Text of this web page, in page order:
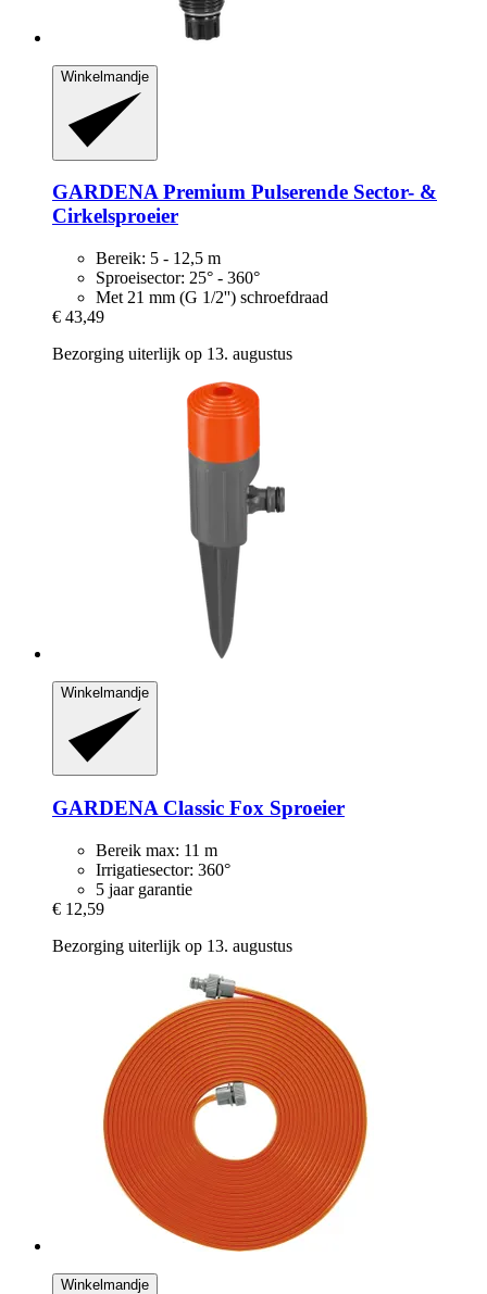
Winkelmandje
GARDENAPremium Pulserende Sector-​ &
Cirkelsproeier
Bereik: 5 - 12,5 m
Sproeisector: 25° - 360°
Met 21 mm (G 1/2'') schroefdraad
€ 43,49
Bezorging uiterlijk op 13. augustus
Winkelmandje
GARDENA Classic Fox Sproeier
Bereik max: 11 m
Irrigatiesector: 360°
5 jaar garantie
€ 12,59
Bezorging uiterlijk op 13. augustus
Winkelmandje